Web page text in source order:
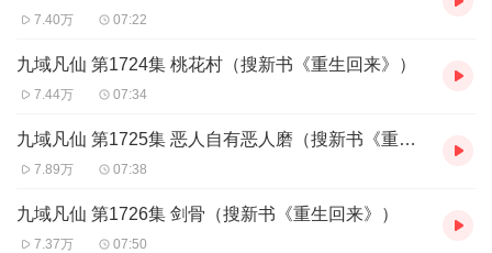
7.40万 07:22
九域凡仙 第1724集 桃花村（搜新书《重生回来》）
7.44万 07:34
九域凡仙 第1725集 恶人自有恶人磨（搜新书《重生回来》）
7.89万 07:38
九域凡仙 第1726集 剑骨（搜新书《重生回来》）
7.37万 07:50